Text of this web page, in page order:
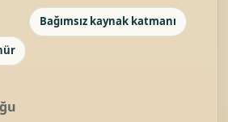
Bağımsız kaynak katmanı